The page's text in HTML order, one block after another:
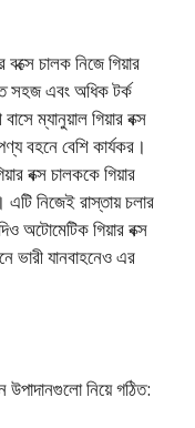
চালক নিজে গিয়ার
সহজ এবং অধিক টর্ক
ম্যানুয়াল গিয়ার বক্স
বহনে বেশি কার্যকর।
বক্স চালককে গিয়ার
এটি নিজেই রাস্তায় চলার
অটোমেটিক গিয়ার বক্স
ভারী যানবাহনেও এর
উপাদানগুলো নিয়ে গঠিত: